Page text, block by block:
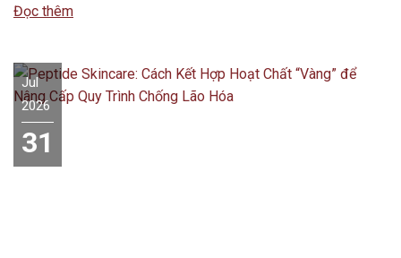
Đọc thêm
Jul
2026
31